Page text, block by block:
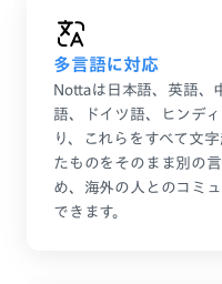
多言語に対応
Nottaは日本語、英語、
語、ドイツ語、ヒンデ
り、これらをすべて文
たものをそのまま別の
め、海外の人とのコミ
できます。